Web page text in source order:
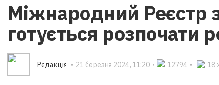
Міжнародний Реєстр
готується розпочати
Редакцiя • 21 березня 2024, 11:20 • 12794 • 18